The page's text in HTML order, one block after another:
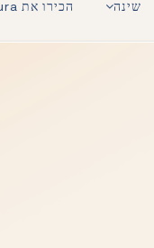
הכירו את Oura שינה